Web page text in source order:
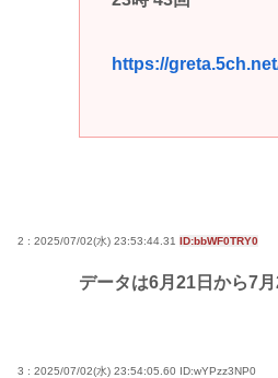
https://
2 : 2025/07/02(水) 23:53:44.31 ID:bbWF0TRY0
データは6月21日から7
3 : 2025/07/02(水) 23:54:05.60 ID:wYPzz3NP0